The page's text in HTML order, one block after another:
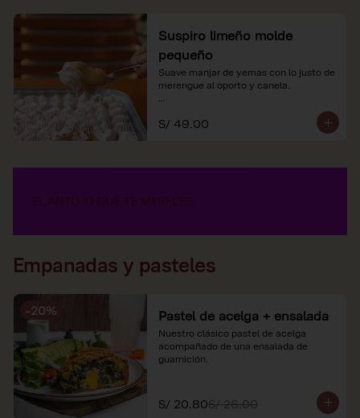
Suspiro limeño molde
pequeño
Suave manjar de yemas con lo justo de
merengue al oporto y canela.
*Nuestros precios están expresados en
soles e incluyen impuestos de ley y
S/ 49.00
Empanadas y pasteles
-20% Pastel de acelga + ensalada
Nuestro clásico pastel de acelga
acompañado de una ensalada de
guarnición.
S/ 20.80S/ 26.00